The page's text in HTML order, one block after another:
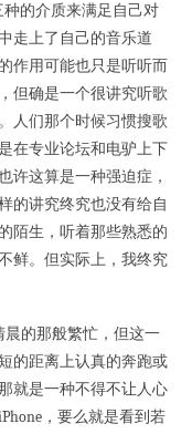
的介质来满足自己对
走上了自己的音乐道
作用可能也只是听听而
但确是一个很讲究听歌
人们那个时候习惯搜歌
在专业论坛和电驴上下
许这算是一种强迫症，
的讲究终究也没有给自
陌生，听着那些熟悉的
鲜。但实际上，我终究
的那般繁忙，但这一
的距离上认真的奔跑或
就是一种不得不让人心
，要么就是看到若